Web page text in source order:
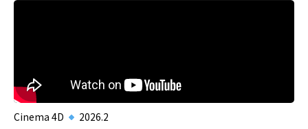
Cinema 4D 2026.2